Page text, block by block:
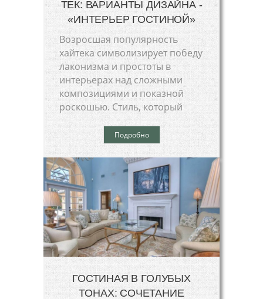
ТЕК: ВАРИАНТЫ ДИЗАЙНА -
«ИНТЕРЬЕР ГОСТИНОЙ»
Возросшая популярность
хайтека символизирует победу
лаконизма и простоты в
интерьерах над сложными
композициями и показной
роскошью. Стиль, который
Подробно
ГОСТИНАЯ В ГОЛУБЫХ
ТОНАХ: СОЧЕТАНИЕ